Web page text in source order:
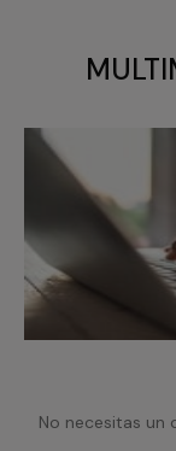
No necesitas un